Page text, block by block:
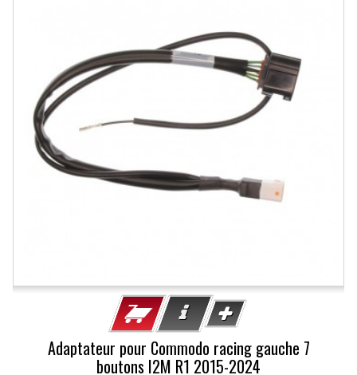
Adaptateur pour Commodo racing gauche 7
boutons I2M R1 2015-2024